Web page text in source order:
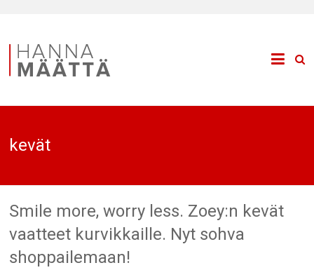
kevät
Smile more, worry less. Zoey:n kevät
vaatteet kurvikkaille. Nyt sohva
shoppailemaan!